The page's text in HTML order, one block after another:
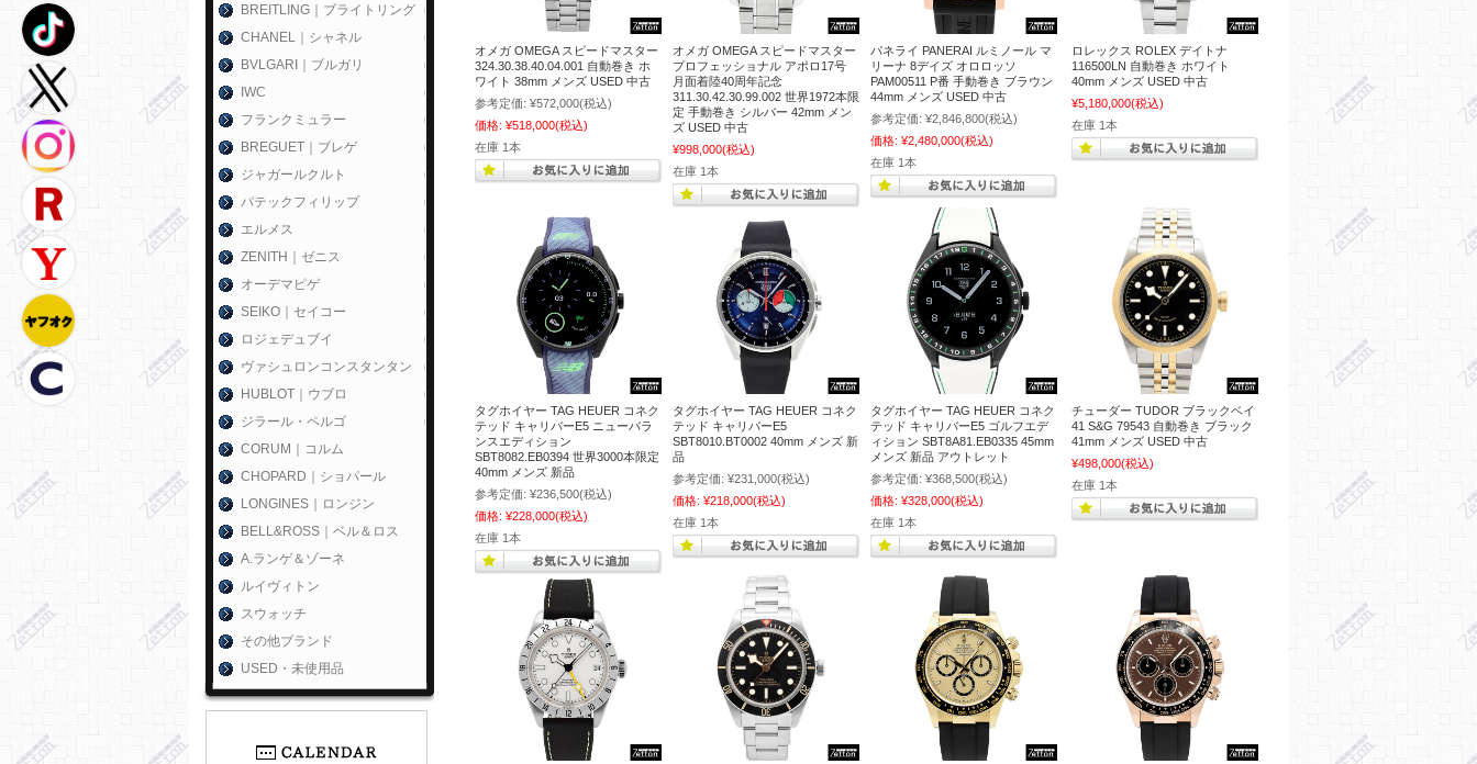
オメガ OMEGA スピードマスター
324.30.38.40.04.001 自動巻き ホ
ワイト 38mm メンズ USED 中古
参考定価: ¥572,000(税込)
価格: ¥518,000(税込)
在庫 1本
オメガ OMEGA スピードマスター
プロフェッショナル アポロ17号
月面着陸40周年記念
311.30.42.30.99.002 世界1972本限
定 手動巻き シルバー 42mm メン
ズ USED 中古
¥998,000(税込)
在庫 1本
パネライ PANERAI ルミノール マ
リーナ 8デイズ オロロッソ
PAM00511 P番 手動巻き ブラウン
44mm メンズ USED 中古
参考定価: ¥2,846,800(税込)
価格: ¥2,480,000(税込)
在庫 1本
ロレックス ROLEX デイトナ
116500LN 自動巻き ホワイト
40mm メンズ USED 中古
¥5,180,000(税込)
在庫 1本
タグホイヤー TAG HEUER コネク
テッド キャリバーE5 ニューバラ
ンスエディション
SBT8082.EB0394 世界3000本限定
40mm メンズ 新品
参考定価: ¥236,500(税込)
価格: ¥228,000(税込)
在庫 1本
タグホイヤー TAG HEUER コネク
テッド キャリバーE5
SBT8010.BT0002 40mm メンズ 新
品
参考定価: ¥231,000(税込)
価格: ¥218,000(税込)
在庫 1本
タグホイヤー TAG HEUER コネク
テッド キャリバーE5 ゴルフエデ
ィション SBT8A81.EB0335 45mm
メンズ 新品 アウトレット
参考定価: ¥368,500(税込)
価格: ¥328,000(税込)
在庫 1本
チューダー TUDOR ブラックベイ
41 S&G 79543 自動巻き ブラック
41mm メンズ USED 中古
¥498,000(税込)
在庫 1本
BREITLING｜ブライトリング
CHANEL｜シャネル
BVLGARI｜ブルガリ
IWC
フランクミュラー
BREGUET｜ブレゲ
ジャガールクルト
パテックフィリップ
エルメス
ZENITH｜ゼニス
オーデマピゲ
SEIKO｜セイコー
ロジェデュブイ
ヴァシュロンコンスタンタン
HUBLOT｜ウブロ
ジラール・ペルゴ
CORUM｜コルム
CHOPARD｜ショパール
LONGINES｜ロンジン
BELL&ROSS｜ベル＆ロス
A.ランゲ＆ゾーネ
ルイヴィトン
スウォッチ
その他ブランド
USED・未使用品